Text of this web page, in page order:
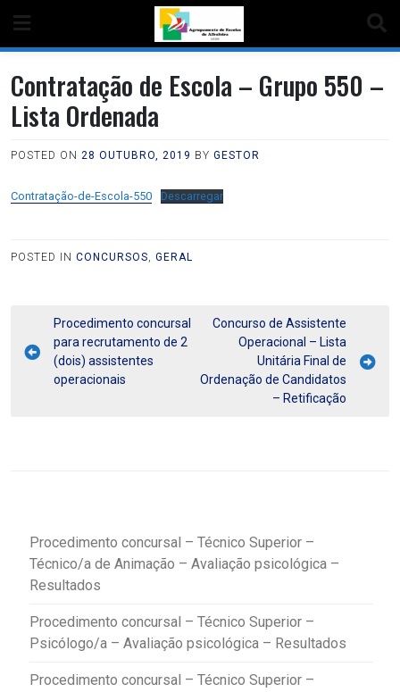
Contratação de Escola – Grupo 550 –
Lista Ordenada
POSTED ON 28 OUTUBRO, 2019 BY GESTOR
Contratação-de-Escola-550 Descarregar
POSTED IN CONCURSOS, GERAL
Procedimento concursal
para recrutamento de 2
(dois) assistentes
operacionais
Concurso de Assistente
Operacional – Lista
Unitária Final de
Ordenação de Candidatos
– Retificação
Procedimento concursal – Técnico Superior –
Técnico/a de Animação – Avaliação psicológica –
Resultados
Procedimento concursal – Técnico Superior –
Psicólogo/a – Avaliação psicológica – Resultados
Procedimento concursal – Técnico Superior –